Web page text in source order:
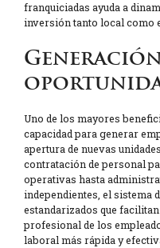
franquiciadas ayuda a
inversión tanto local como
Uno de los mayores
capacidad para generar
apertura de nuevas
contratación de personal
operativas hasta
independientes, el sistema
estandarizados que
profesional de los
laboral más rápida y